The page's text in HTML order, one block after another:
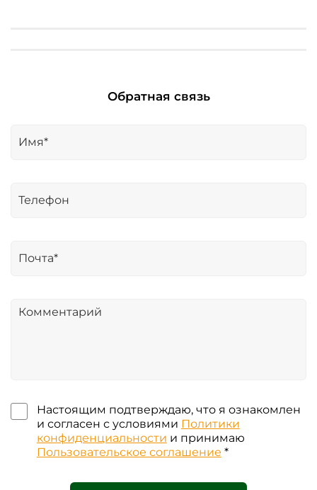
Обратная связь
Настоящим подтверждаю, что я ознакомлен
и согласен с условиями Политики
конфиденциальности и принимаю
Пользовательское соглашение *